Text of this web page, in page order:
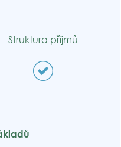
Struktura příjmů